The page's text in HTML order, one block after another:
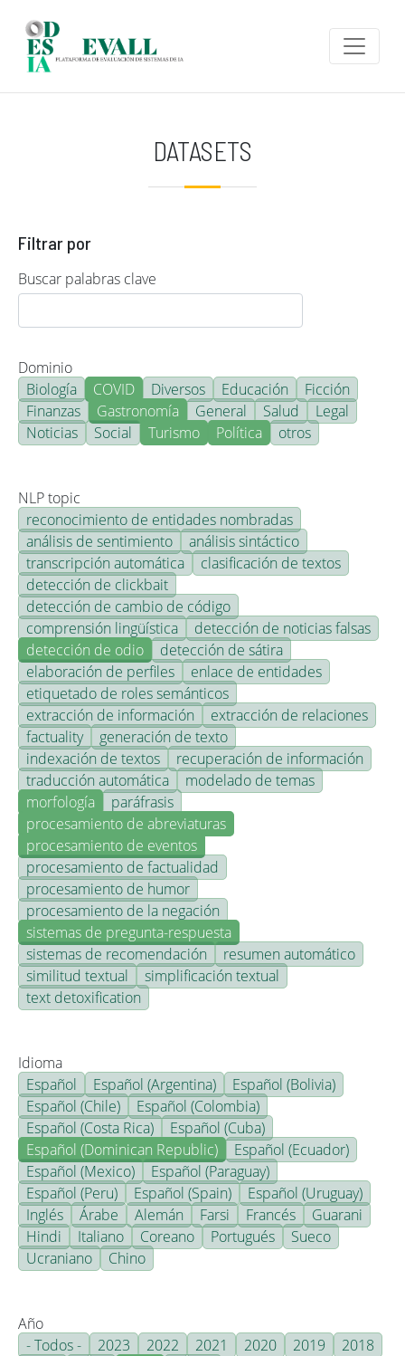
DATASETS
Filtrar por
Buscar palabras clave
Dominio
Biología
COVID Diversos Educación
Ficción
Finanzas
Gastronomía General Salud
Legal
Noticias
Social Turismo Política otros
NLP topic
reconocimiento de entidades nombradas
análisis de sentimiento
análisis sintáctico
transcripción automática
clasificación de textos
detección de clickbait
detección de cambio de código
comprensión lingüística
detección de noticias falsas
detección de odio
detección de sátira
elaboración de perfiles
enlace de entidades
etiquetado de roles semánticos
extracción de información
extracción de relaciones
factuality
generación de texto
indexación de textos
recuperación de información
traducción automática
modelado de temas
morfología
paráfrasis
procesamiento de abreviaturas
procesamiento de eventos
procesamiento de factualidad
procesamiento de humor
procesamiento de la negación
sistemas de pregunta-respuesta
sistemas de recomendación
resumen automático
similitud textual
simplificación textual
text detoxification
Idioma
Español
Español (Argentina)
Español (Bolivia)
Español (Chile)
Español (Colombia)
Español (Costa Rica)
Español (Cuba)
Español (Dominican Republic)
Español (Ecuador)
Español (Mexico)
Español (Paraguay)
Español (Peru)
Español (Spain)
Español (Uruguay)
Inglés
Árabe Alemán Farsi Francés
Guarani
Hindi
Italiano Coreano Portugués
Sueco
Ucraniano
Chino
Año
- Todos -
2023 2022 2021 2020 2019
2018